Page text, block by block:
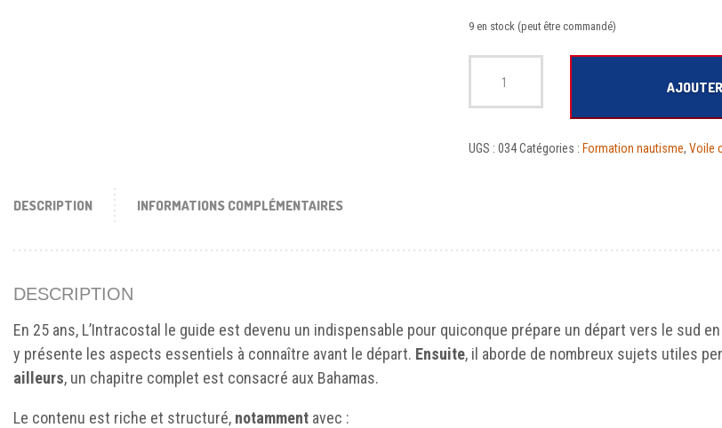
9 en stock (peut être commandé)
UGS : 034 Catégories : Formation nautisme, Voile
DESCRIPTION INFORMATIONS COMPLÉMENTAIRES
DESCRIPTION
En 25 ans, L’Intracostal le guide est devenu un indispensable pour quiconque prépare un départ vers le sud
y présente les aspects essentiels à connaître avant le départ. Ensuite, il aborde de nombreux sujets utiles
ailleurs, un chapitre complet est consacré aux Bahamas.
Le contenu est riche et structuré, notamment avec :